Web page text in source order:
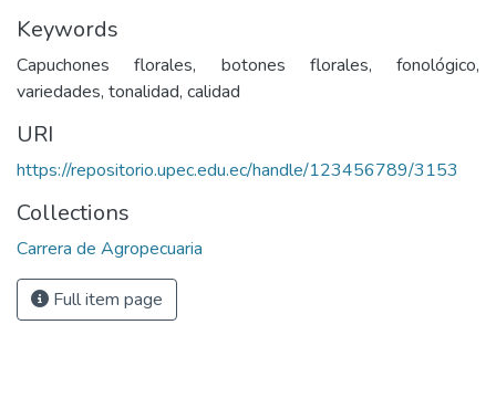
Keywords
Capuchones florales, botones florales, fonológico,
variedades, tonalidad, calidad
URI
https://repositorio.upec.edu.ec/handle/123456789/3153
Collections
Carrera de Agropecuaria
Full item page